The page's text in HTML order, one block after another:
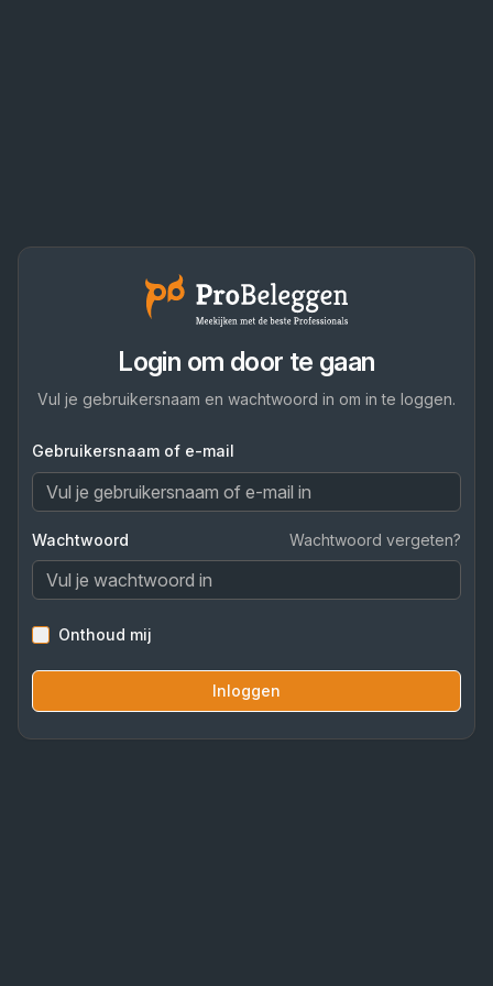
Login om door te gaan
Vul je gebruikersnaam en wachtwoord in om in te loggen.
Gebruikersnaam of e-mail
Wachtwoord Wachtwoord vergeten?
Onthoud mij
Inloggen